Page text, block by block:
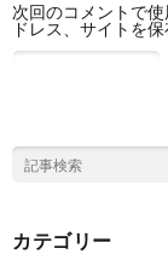
次回のコメントで
ドレス、サイトを保
カテゴリー